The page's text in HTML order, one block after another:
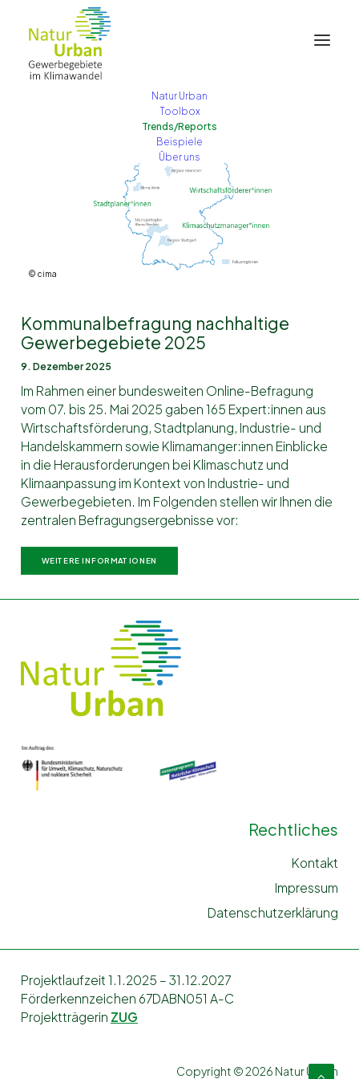
Natur Urban
Toolbox
Trends/Reports
Beispiele
Über uns
© cima
Kommunalbefragung nachhaltige
Gewerbegebiete 2025
9. Dezember 2025
Im Rahmen einer bundesweiten Online-Befragung
vom 07. bis 25. Mai 2025 gaben 165 Expert:innen aus
Wirtschaftsförderung, Stadtplanung, Industrie- und
Handelskammern sowie Klimamanger:innen Einblicke
in die Herausforderungen bei Klimaschutz und
Klimaanpassung im Kontext von Industrie- und
Gewerbegebieten. Im Folgenden stellen wir Ihnen die
zentralen Befragungsergebnisse vor:
WEITERE INFORMATIONEN
Rechtliches
Kontakt
Impressum
Datenschutzerklärung
Projektlaufzeit 1.1.2025 – 31.12.2027
Förderkennzeichen 67DABN051 A-C
Projektträgerin ZUG
Copyright © 2026 Natur Urban